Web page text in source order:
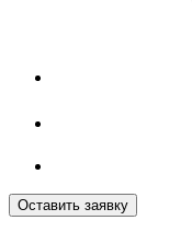
Оставить заявку